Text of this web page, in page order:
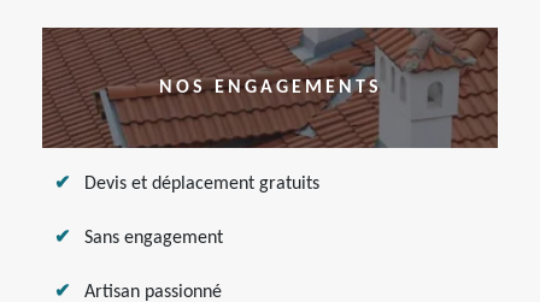
NOS ENGAGEMENTS
Devis et déplacement gratuits
Sans engagement
Artisan passionné